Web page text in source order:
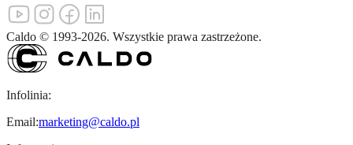
Caldo © 1993-2026. Wszystkie prawa zastrzeżone.
Infolinia:
Email:marketing@caldo.pl